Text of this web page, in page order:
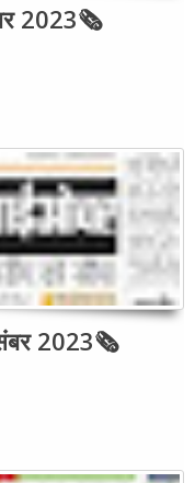
2023🗞
2023🗞